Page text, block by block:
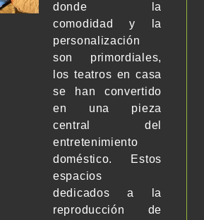
donde la
comodidad y la
personalización
son primordiales,
los teatros en casa
se han convertido
en una pieza
central del
entretenimiento
doméstico. Estos
espacios
dedicados a la
reproducción de